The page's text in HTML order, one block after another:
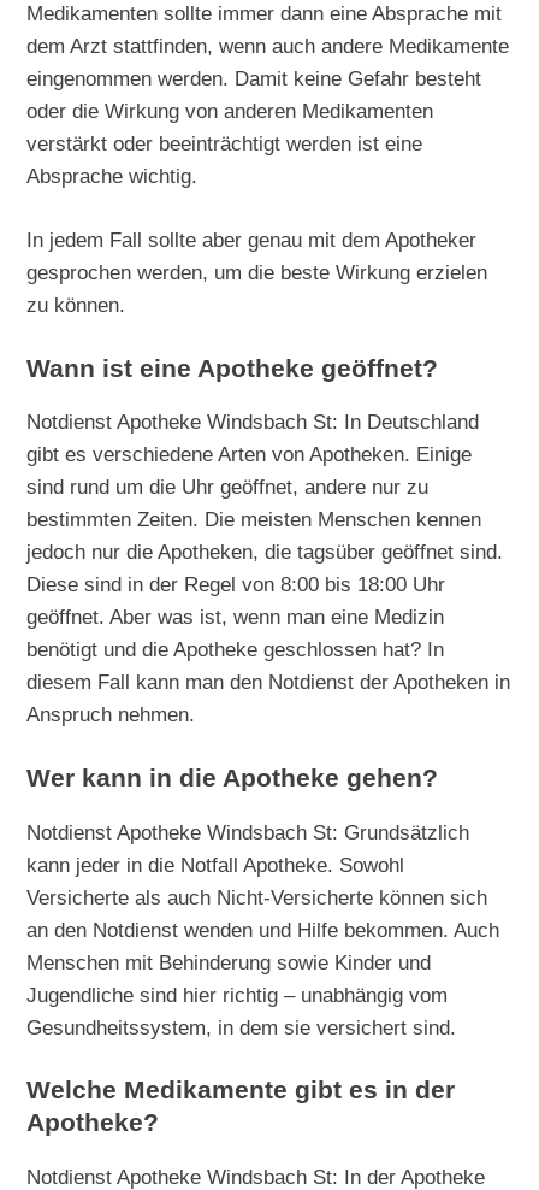
Medikamenten sollte immer dann eine Absprache mit
dem Arzt stattfinden, wenn auch andere Medikamente
eingenommen werden. Damit keine Gefahr besteht
oder die Wirkung von anderen Medikamenten
verstärkt oder beeinträchtigt werden ist eine
Absprache wichtig.
In jedem Fall sollte aber genau mit dem Apotheker
gesprochen werden, um die beste Wirkung erzielen
zu können.
Wann ist eine Apotheke geöffnet?
Notdienst Apotheke Windsbach St: In Deutschland
gibt es verschiedene Arten von Apotheken. Einige
sind rund um die Uhr geöffnet, andere nur zu
bestimmten Zeiten. Die meisten Menschen kennen
jedoch nur die Apotheken, die tagsüber geöffnet sind.
Diese sind in der Regel von 8:00 bis 18:00 Uhr
geöffnet. Aber was ist, wenn man eine Medizin
benötigt und die Apotheke geschlossen hat? In
diesem Fall kann man den Notdienst der Apotheken in
Anspruch nehmen.
Wer kann in die Apotheke gehen?
Notdienst Apotheke Windsbach St: Grundsätzlich
kann jeder in die Notfall Apotheke. Sowohl
Versicherte als auch Nicht-Versicherte können sich
an den Notdienst wenden und Hilfe bekommen. Auch
Menschen mit Behinderung sowie Kinder und
Jugendliche sind hier richtig – unabhängig vom
Gesundheitssystem, in dem sie versichert sind.
Welche Medikamente gibt es in der
Apotheke?
Notdienst Apotheke Windsbach St: In der Apotheke